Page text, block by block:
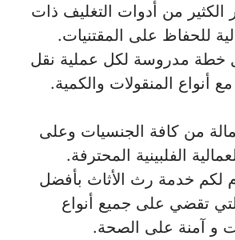
الكثير من أدوات التغليف ذات
للحفاظ على المقتنيات.
خطة مدروسة لكل عملية نقل
أنواع المنقولات والكمية.
من كافة الجنسيات وعلى
الفلبينية المحترفة.
لكم خدمة رث الأثاث بأفضل
تقضي على جميع أنواع
و آمنة على الصحة.